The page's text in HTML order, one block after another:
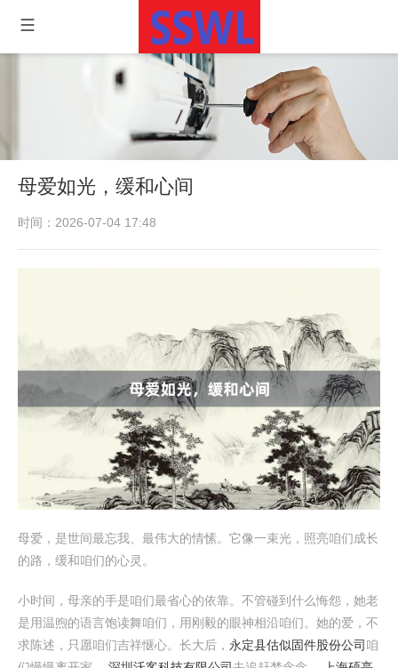
母爱如光，缓和心间
时间：2026-07-04 17:48
母爱，是世间最忘我、最伟大的情愫。它像一束光，照亮咱们成长
的路，缓和咱们的心灵。
小时间，母亲的手是咱们最省心的依靠。不管碰到什么悔怨，她老
是用温煦的语言饱读舞咱们，用刚毅的眼神相沿咱们。她的爱，不
求陈述，只愿咱们吉祥惬心。长大后， 永定县估似固件股份公司 咱